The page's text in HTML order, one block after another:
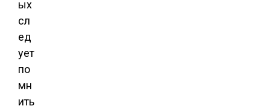
ых
сл
ед
ует
по
мн
ить